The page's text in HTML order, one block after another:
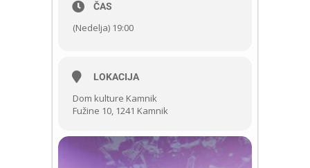
ČAS
(Nedelja) 19:00
LOKACIJA
Dom kulture Kamnik
Fužine 10, 1241 Kamnik